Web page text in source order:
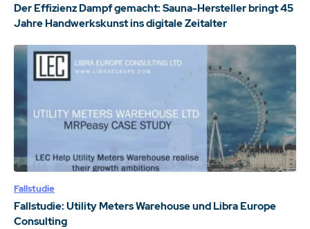
Der Effizienz Dampf gemacht: Sauna-Hersteller bringt 45
Jahre Handwerkskunst ins digitale Zeitalter
Fallstudie
Fallstudie: Utility Meters Warehouse und Libra Europe
Consulting